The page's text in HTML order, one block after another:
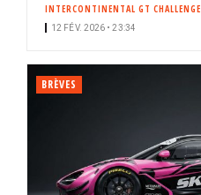
INTERCONTINENTAL GT CHALLENGE
12 FÉV. 2026 • 23:34
BRÈVES